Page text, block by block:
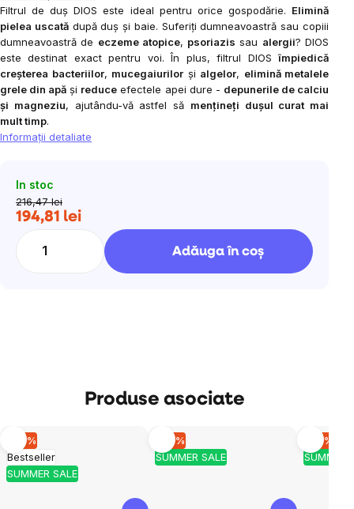
Filtrul de duș DIOS este ideal pentru orice gospodărie. Elimină
pielea uscatădupă duș și baie. Suferiți dumneavoastră sau copiii
dumneavoastră de eczeme atopice, psoriazis sau alergii? DIOS
este destinat exact pentru voi. În plus, filtrul DIOSîmpiedică
creșterea bacteriilor, mucegaiurilor și algelor, elimină metalele
grele din apă și reduce efectele apei dure - depunerile de calciu
și magneziu, ajutându-vă astfel să mențineți dușul curat mai
mult timp.
Informaţii detaliate
In stoc
216,47 lei
194,81 leiEvaluare
Adăuga în coş
Produse asociate
Bestseller
SUMMER SALE
–10 %
SUMMER SALE
–10 %
SUMMER
–10 %